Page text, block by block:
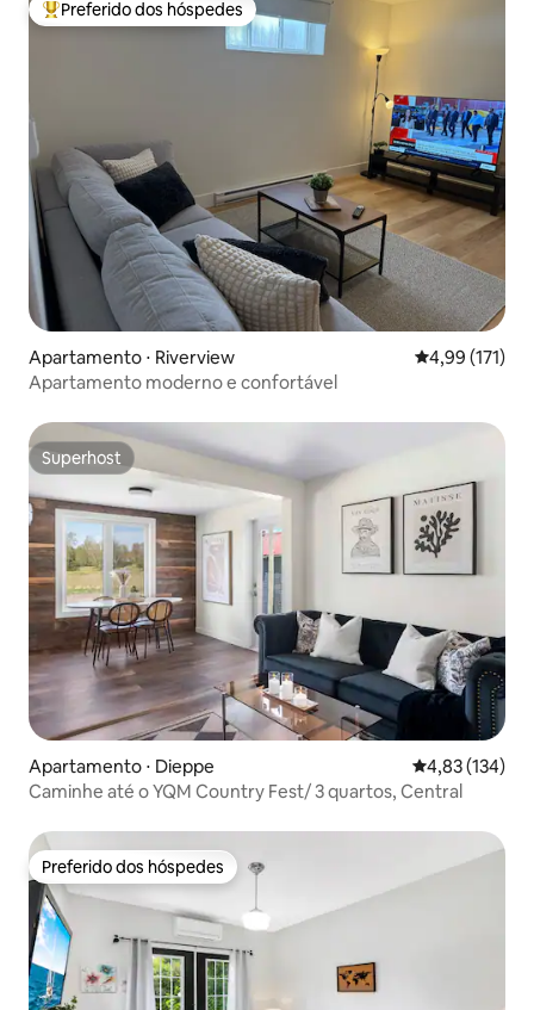
Entre os melhores preferidos dos hóspedes
Preferido dos hóspedes
Apartamento ⋅ Riverview 4,99 de uma
4,99 (171)
Apartamento moderno e confortável
Superhost
Superhost
Apartamento ⋅ Dieppe 4,83 de uma
4,83 (134)
Caminhe até o YQM Country Fest/ 3 quartos, Central
Preferido dos hóspedes
Preferido dos hóspedes